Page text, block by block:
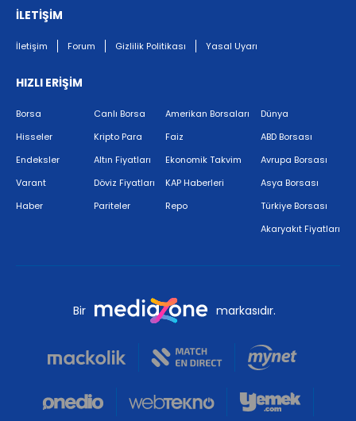
İLETİŞİM
İletişim Forum Gizlilik Politikası Yasal Uyarı
HIZLI ERİŞİM
Borsa
Hisseler
Endeksler
Varant
Haber
Canlı Borsa
Kripto Para
Altın Fiyatları
Döviz Fiyatları
Pariteler
Amerikan Borsaları
Faiz
Ekonomik Takvim
KAP Haberleri
Repo
Dünya
ABD Borsası
Avrupa Borsası
Asya Borsası
Türkiye Borsası
Akaryakıt Fiyatları
Bir markasıdır.